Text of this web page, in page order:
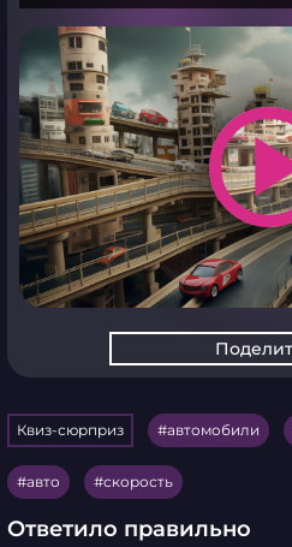
Квиз-сюрприз автомобили
авто скорость
Ответило правильно